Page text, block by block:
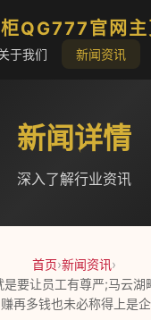
QG777官网主
于我们 新闻资讯
新闻详情
深入了解行业资讯
首页›新闻资讯›
要让员工有尊严;马云湖
再多钱也未必称得上是